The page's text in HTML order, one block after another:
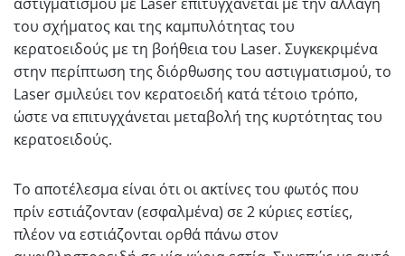
του σχήματος και της καμπυλότητας του
κερατοειδούς με τη βοήθεια του Laser. Συγκεκριμένα
στην περίπτωση της διόρθωσης του αστιγματισμού, το
Laser σμιλεύει τον κερατοειδή κατά τέτοιο τρόπο,
ώστε να επιτυγχάνεται μεταβολή της κυρτότητας του
κερατοειδούς.
Το αποτέλεσμα είναι ότι οι ακτίνες του φωτός που
πρίν εστιάζονταν (εσφαλμένα) σε 2 κύριες εστίες,
πλέον να εστιάζονται ορθά πάνω στον